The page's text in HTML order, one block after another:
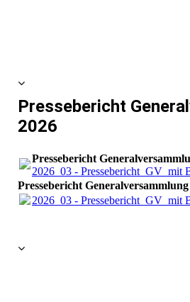
Pressebericht
2026
Pressebericht
2026_03 - Pressebericht_GV_mit
Pressebericht Generalversammlung
2026_03 - Pressebericht_GV_mit